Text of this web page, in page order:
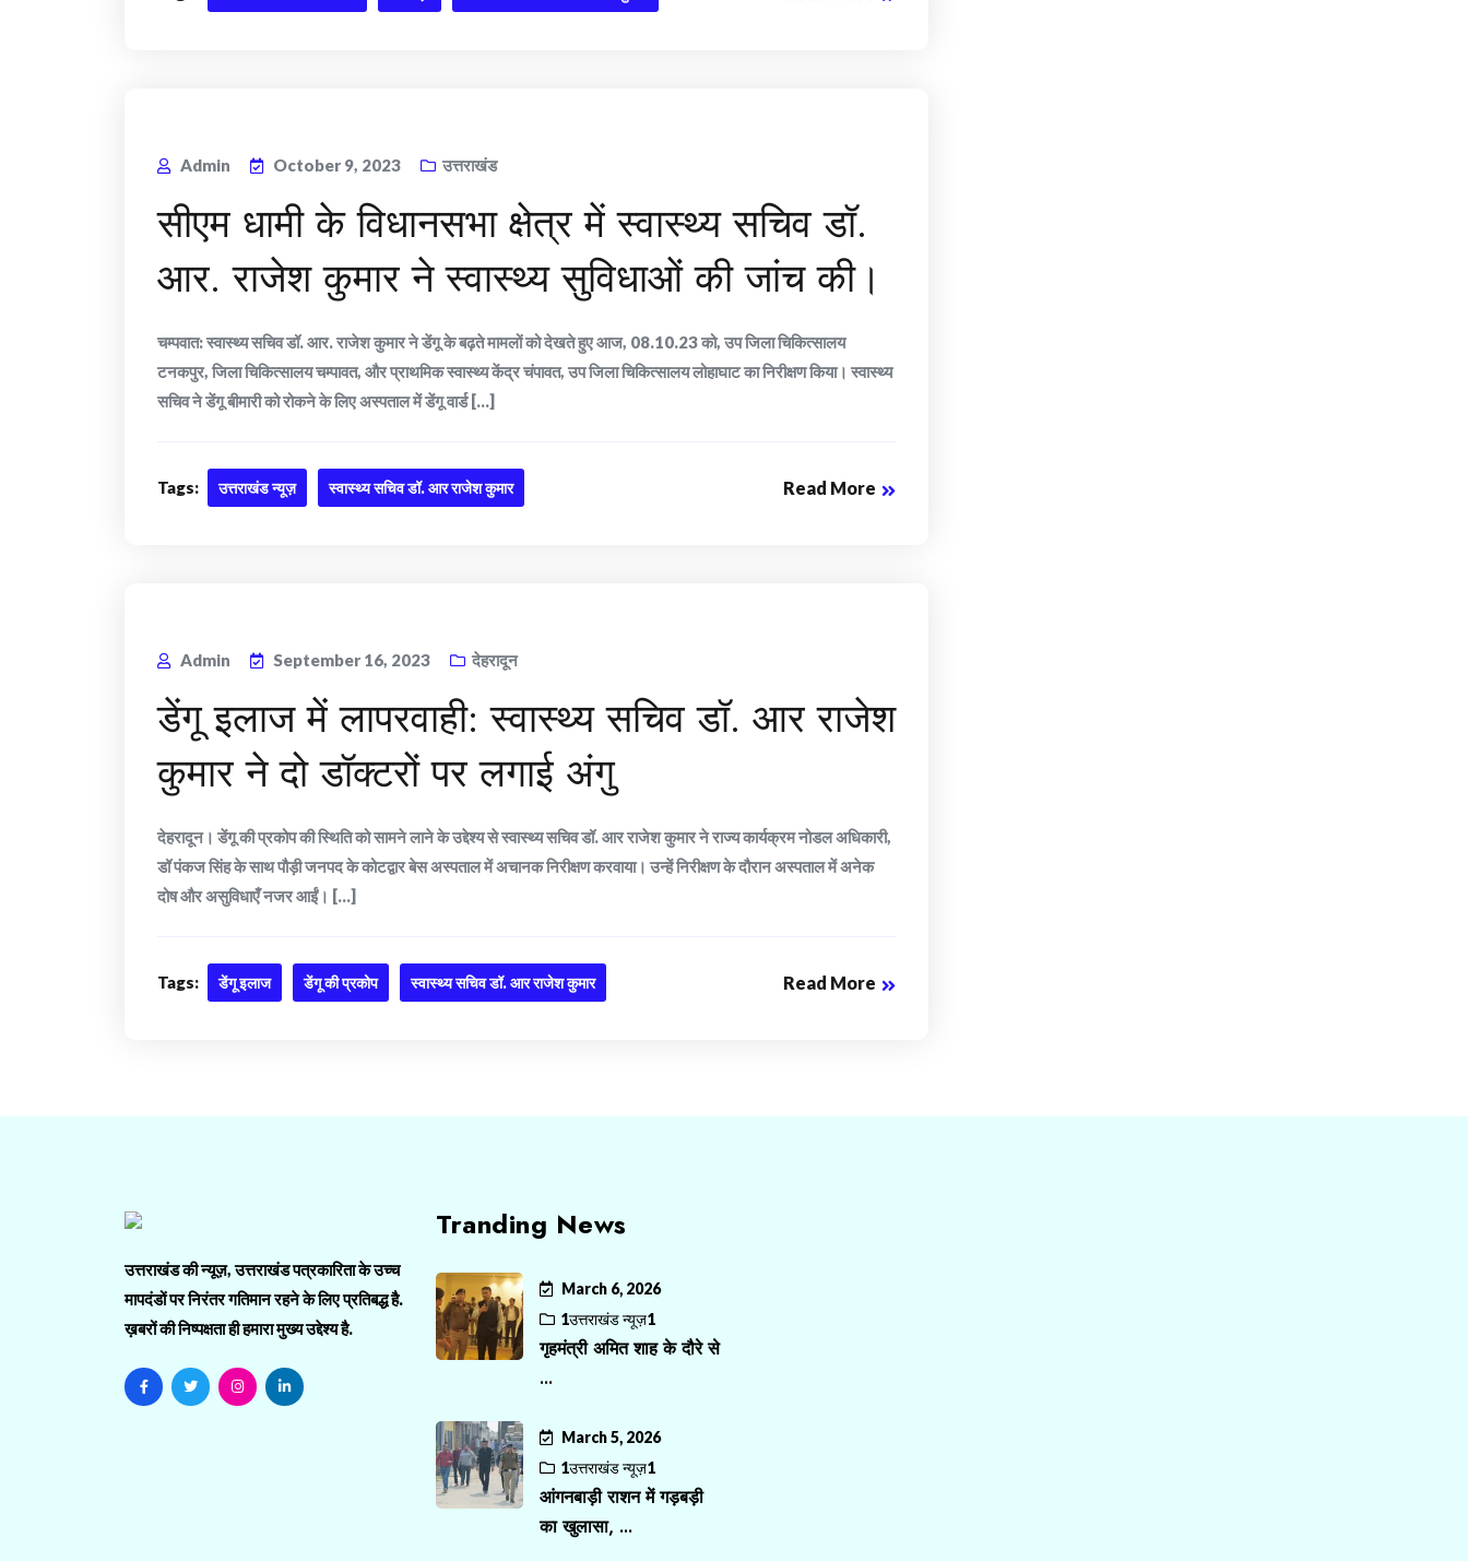
Admin October 9, 2023 उत्तराखंड
सीएम धामी के विधानसभा क्षेत्र में स्वास्थ्य सचिव डॉ.
आर. राजेश कुमार ने स्वास्थ्य सुविधाओं की जांच की।
चम्पवात: स्वास्थ्य सचिव डॉ. आर. राजेश कुमार ने डेंगू के बढ़ते मामलों को देखते हुए आज, 08.10.23 को, उप जिला चिकित्सालय
टनकपुर, जिला चिकित्सालय चम्पावत, और प्राथमिक स्वास्थ्य केंद्र चंपावत, उप जिला चिकित्सालय लोहाघाट का निरीक्षण किया। स्वास्थ्य
सचिव ने डेंगू बीमारी को रोकने के लिए अस्पताल में डेंगू वार्ड [...]
Tags: उत्तराखंड न्यूज़ स्वास्थ्य सचिव डॉ. आर राजेश कुमार Read More
Admin September 16, 2023 देहरादून
डेंगू इलाज में लापरवाही: स्वास्थ्य सचिव डॉ. आर राजेश
कुमार ने दो डॉक्टरों पर लगाई अंगु
देहरादून। डेंगू की प्रकोप की स्थिति को सामने लाने के उद्देश्य से स्वास्थ्य सचिव डॉ. आर राजेश कुमार ने राज्य कार्यक्रम नोडल अधिकारी,
डॉ पंकज सिंह के साथ पौड़ी जनपद के कोटद्वार बेस अस्पताल में अचानक निरीक्षण करवाया। उन्हें निरीक्षण के दौरान अस्पताल में अनेक
दोष और असुविधाएँ नजर आईं। [...]
Tags: डेंगू इलाज डेंगू की प्रकोप स्वास्थ्य सचिव डॉ. आर राजेश कुमार Read More
उत्तराखंड की न्यूज़, उत्तराखंड पत्रकारिता के उच्च
मापदंडों पर निरंतर गतिमान रहने के लिए प्रतिबद्ध है.
ख़बरों की निष्पक्षता ही हमारा मुख्य उद्देश्य है.
Tranding News
March 6, 2026
1उत्तराखंड न्यूज़1
गृहमंत्री अमित शाह के दौरे से
...
March 5, 2026
1उत्तराखंड न्यूज़1
आंगनबाड़ी राशन में गड़बड़ी
का खुलासा, ...